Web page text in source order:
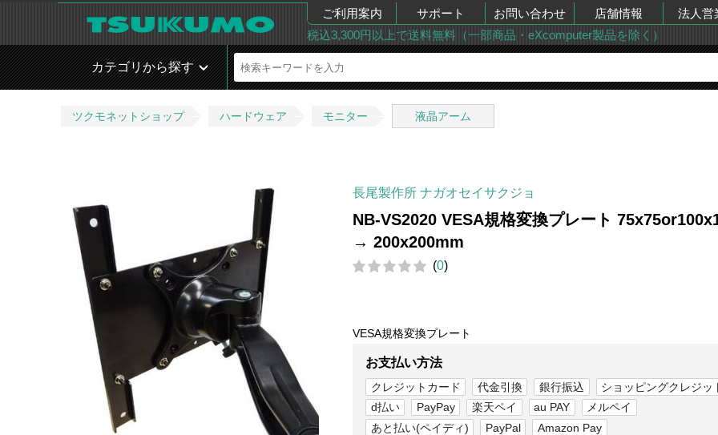
ご利用案内 サポート お問い合わせ 店舗情報
法人営
税込3,300円以上で送料無料（一部商品・eXcomputer製品を除く）
カテゴリから探す
ツクモネットショップ ハードウェア モニター 液晶アーム
長尾製作所 ナガオセイサクジョ
NB-VS2020 VESA規格変換プレート
→ 200x200mm
(0)
VESA規格変換プレート
お支払い方法
クレジットカード 代金引換 銀行振込
ショッピングクレジッ
d払い
PayPay 楽天ペイ au PAY
メルペイ
あと払い(ペイディ)
PayPal Amazon Pay